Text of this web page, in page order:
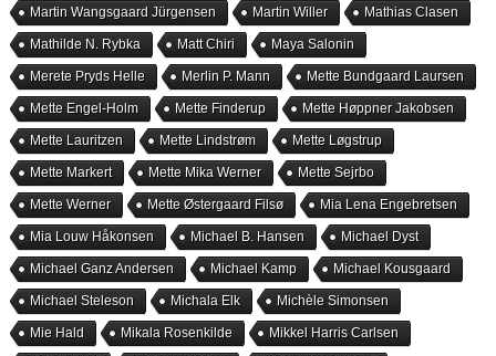
Martin Wangsgaard Jürgensen Martin Willer Mathias Clasen
Mathilde N. Rybka Matt Chiri Maya Salonin
Merete Pryds Helle Merlin P. Mann Mette Bundgaard Laursen
Mette Engel-Holm Mette Finderup Mette Høppner Jakobsen
Mette Lauritzen Mette Lindstrøm Mette Løgstrup
Mette Markert Mette Mika Werner Mette Sejrbo
Mette Werner Mette Østergaard Filsø Mia Lena Engebretsen
Mia Louw Håkonsen Michael B. Hansen Michael Dyst
Michael Ganz Andersen Michael Kamp Michael Kousgaard
Michael Steleson Michala Elk Michèle Simonsen
Mie Hald Mikala Rosenkilde Mikkel Harris Carlsen